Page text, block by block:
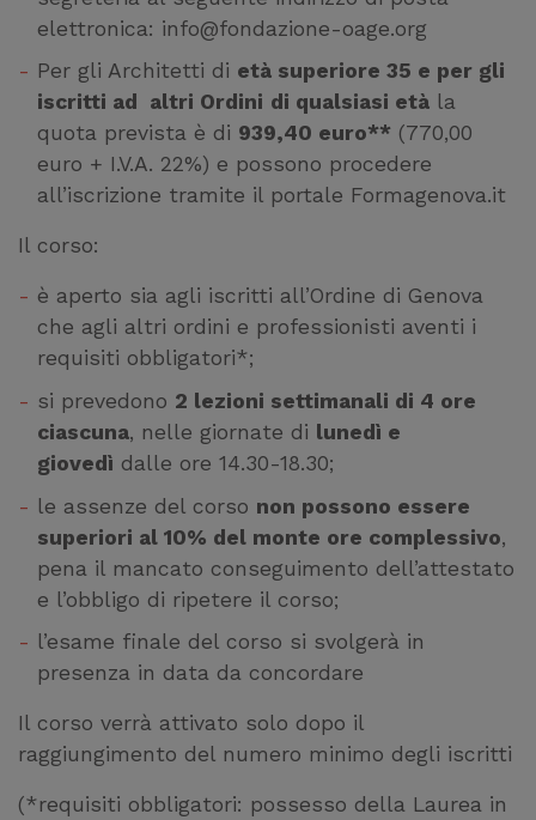
elettronica: info@fondazione-oage.org
Per gli Architetti di età superiore 35 e per gli
iscritti ad altri Ordini di qualsiasi età la
quota prevista è di 939,40 euro** (770,00
euro + I.V.A. 22%) e possono procedere
all’iscrizione tramite il portale Formagenova.it
Il corso:
è aperto sia agli iscritti all’Ordine di Genova
che agli altri ordini e professionisti aventi i
requisiti obbligatori*;
si prevedono 2 lezioni settimanali di 4 ore
ciascuna, nelle giornate di lunedì e
giovedì dalle ore 14.30-18.30;
le assenze del corso non possono essere
superiori al 10% del monte ore complessivo,
pena il mancato conseguimento dell’attestato
e l’obbligo di ripetere il corso;
l’esame finale del corso si svolgerà in
presenza in data da concordare
Il corso verrà attivato solo dopo il
raggiungimento del numero minimo degli iscritti
(*requisiti obbligatori: possesso della Laurea in